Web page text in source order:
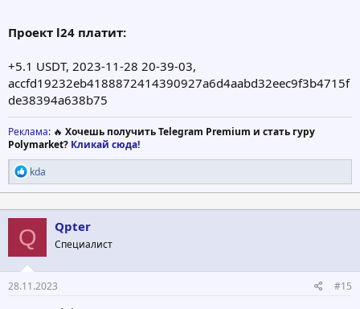
Проект l24 платит:
+5.1 USDT, 2023-11-28 20-39-03,
accfd19232eb4188872414390927a6d4aabd32eec9f3b4715f
de38394a638b75
Реклама: 🔥 Хочешь получить Telegram Premium и стать гуру
Polymarket? Кликай сюда!
Р
е
а
к
ц
и
и
:
kda
Q Qpter
Специалист
28.11.2023 #15